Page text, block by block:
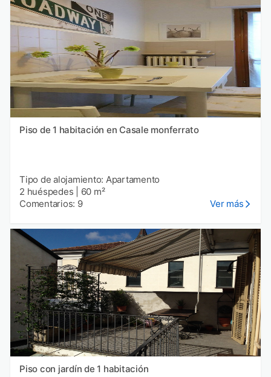
Piso de 1 habitación en Casale monferrato
Tipo de alojamiento: Apartamento
2 huéspedes
60 m²
Comentarios: 9
Ver más
Piso con jardín de 1 habitación